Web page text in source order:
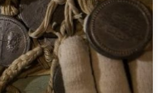
Удзел персаналу
маёмасці, відавочна,
калі такія віды